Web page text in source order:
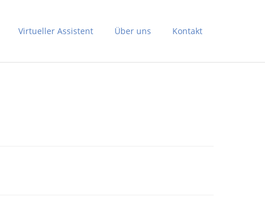
Virtueller Assistent Über uns Kontakt